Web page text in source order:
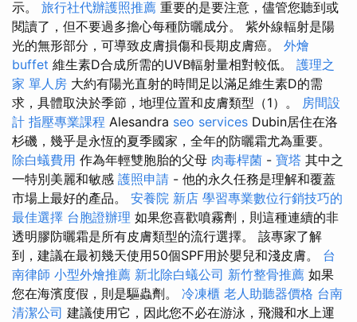
示。 旅行社代辦護照推薦 重要的是要注意，儘管您聽到或
閱讀了，但不要過多擔心每種防曬成分。 紫外線輻射是陽
光的無形部分，可導致皮膚損傷和長期皮膚癌。 外燴
buffet 維生素D合成所需的UVB輻射量相對較低。 護理之
家 單人房 大約有陽光直射的時間足以滿足維生素D的需
求，具體取決於季節，地理位置和皮膚類型（1）。 房間設
計 指壓專業課程 Alesandra seo services Dubin居住在洛
杉磯，幾乎是永恆的夏季國家，全年的防曬霜尤為重要。
除白蟻費用 作為年輕雙胞胎的父母 肉毒桿菌 - 寶塔 其中之
一特別美麗和敏感 護照申請 - 他的永久任務是理解和覆蓋
市場上最好的產品。 安養院 新店 學習專業數位行銷技巧的
最佳選擇 台胞證辦理 如果您喜歡噴霧劑，則這種連續的非
透明膠防曬霜是所有皮膚類型的流行選擇。 該專家了解
到，建議在最初幾天使用50個SPF用於嬰兒和淺皮膚。 台
南律師 小型外燴推薦 新北除白蟻公司 新竹整骨推薦 如果
您在海濱度假，則是驅蟲劑。 冷凍櫃 老人助聽器價格 台南
清潔公司 建議使用它，因此您不必在游泳，飛濺和水上運